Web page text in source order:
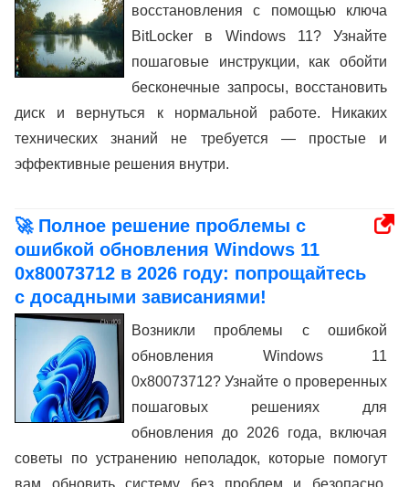
восстановления с помощью ключа
BitLocker в Windows 11? Узнайте
пошаговые инструкции, как обойти
бесконечные запросы, восстановить
диск и вернуться к нормальной работе. Никаких
технических знаний не требуется — простые и
эффективные решения внутри.
🚀 Полное решение проблемы с
ошибкой обновления Windows 11
0x80073712 в 2026 году: попрощайтесь
с досадными зависаниями!
Возникли проблемы с ошибкой
обновления Windows 11
0x80073712? Узнайте о проверенных
пошаговых решениях для
обновления до 2026 года, включая
советы по устранению неполадок, которые помогут
вам обновить систему без проблем и безопасно.